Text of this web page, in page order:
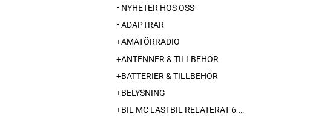
NYHETER HOS OSS
ADAPTRAR
AMATÖRRADIO
ANTENNER & TILLBEHÖR
BATTERIER & TILLBEHÖR
BELYSNING
BIL MC LASTBIL RELATERAT 6-12-24 240V